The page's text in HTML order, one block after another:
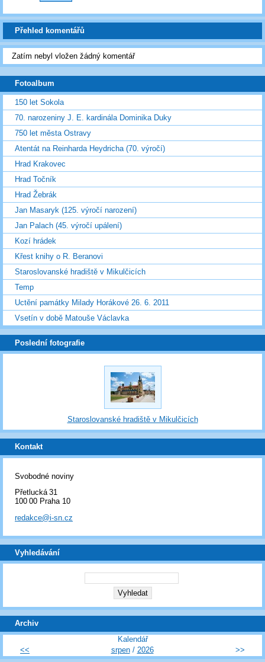
Přehled komentářů
Zatím nebyl vložen žádný komentář
Fotoalbum
150 let Sokola
70. narozeniny J. E. kardinála Dominika Duky
750 let města Ostravy
Atentát na Reinharda Heydricha (70. výročí)
Hrad Krakovec
Hrad Točník
Hrad Žebrák
Jan Masaryk (125. výročí narození)
Jan Palach (45. výročí upálení)
Kozí hrádek
Křest knihy o R. Beranovi
Staroslovanské hradiště v Mikulčicích
Temp
Uctění památky Milady Horákové 26. 6. 2011
Vsetín v době Matouše Václavka
Poslední fotografie
Staroslovanské hradiště v Mikulčicích
Kontakt
Svobodné noviny
Přetlucká 31
100 00 Praha 10
redakce@i-sn.cz
Vyhledávání
Archiv
Kalendář
<<
srpen/ 2026 >>